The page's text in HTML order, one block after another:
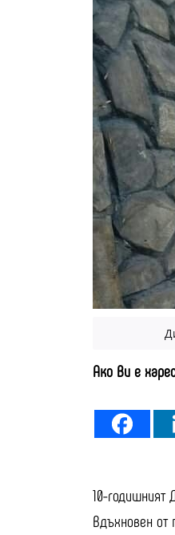
Ако Ви е
10-годишният
Вдъхновен от